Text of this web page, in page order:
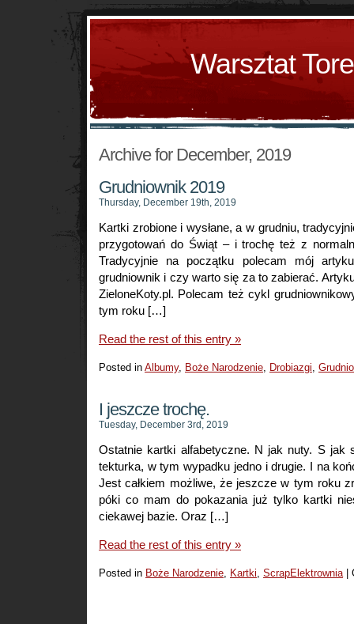
Warsztat
Archive for December, 2019
Grudniownik 2019
Thursday, December 19th, 2019
Kartki zrobione i wysłane, a w grudniu,
przygotowań do Świąt – i trochę też z
Tradycyjnie na początku polecam mój
grudniownik i czy warto się za to zabierać.
ZieloneKoty.pl. Polecam też cykl
tym roku […]
Read the rest of this entry »
Posted in Albumy, Boże Narodzenie, Drobiazgi,
I jeszcze trochę.
Tuesday, December 3rd, 2019
Ostatnie kartki alfabetyczne. N jak nuty. S jak
tekturka, w tym wypadku jedno i drugie. I na
Jest całkiem możliwe, że jeszcze w tym roku
póki co mam do pokazania już tylko kartki
ciekawej bazie. Oraz […]
Read the rest of this entry »
Posted in Boże Narodzenie, Kartki, ScrapElektrownia|